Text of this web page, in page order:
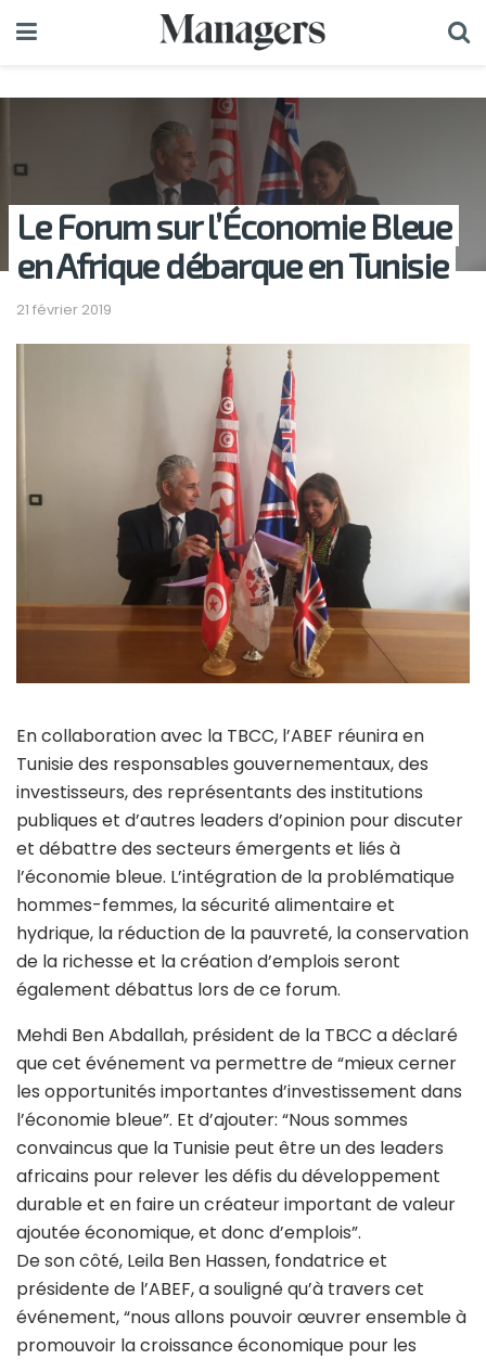
Le Forum sur l’Économie Bleue
en Afrique débarque en Tunisie
21 février 2019
En collaboration avec la TBCC, l’ABEF réunira en
Tunisie des responsables gouvernementaux, des
investisseurs, des représentants des institutions
publiques et d’autres leaders d’opinion pour discuter
et débattre des secteurs émergents et liés à
l’économie bleue. L’intégration de la problématique
hommes-femmes, la sécurité alimentaire et
hydrique, la réduction de la pauvreté, la conservation
de la richesse et la création d’emplois seront
également débattus lors de ce forum.
Mehdi Ben Abdallah, président de la TBCC a déclaré
que cet événement va permettre de “mieux cerner
les opportunités importantes d’investissement dans
l’économie bleue”. Et d’ajouter: “Nous sommes
convaincus que la Tunisie peut être un des leaders
africains pour relever les défis du développement
durable et en faire un créateur important de valeur
ajoutée économique, et donc d’emplois”.
De son côté, Leila Ben Hassen, fondatrice et
présidente de l’ABEF, a souligné qu’à travers cet
événement, “nous allons pouvoir œuvrer ensemble à
promouvoir la croissance économique pour les